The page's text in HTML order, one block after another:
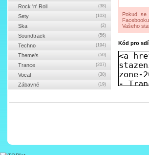
Pokud
Vašeho
Kód pro
Rock 'n' Roll (38)
Sety (103)
Ska (2)
Soundtrack (56)
Techno (194)
Theme's (50)
Trance (207)
Vocal (30)
Zábavné (19)